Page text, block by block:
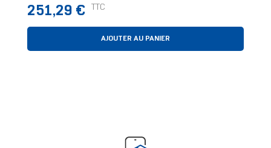
Prix
251,29 € TTC
AJOUTER AU PANIER